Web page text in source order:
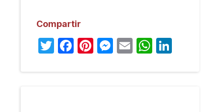
Compartir
Twitter
Facebook
Pinterest
Messenger
Email